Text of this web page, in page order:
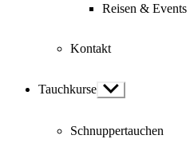
Reisen & Events
Kontakt
Tauchkurse Show
sub
Schnuppertauchen